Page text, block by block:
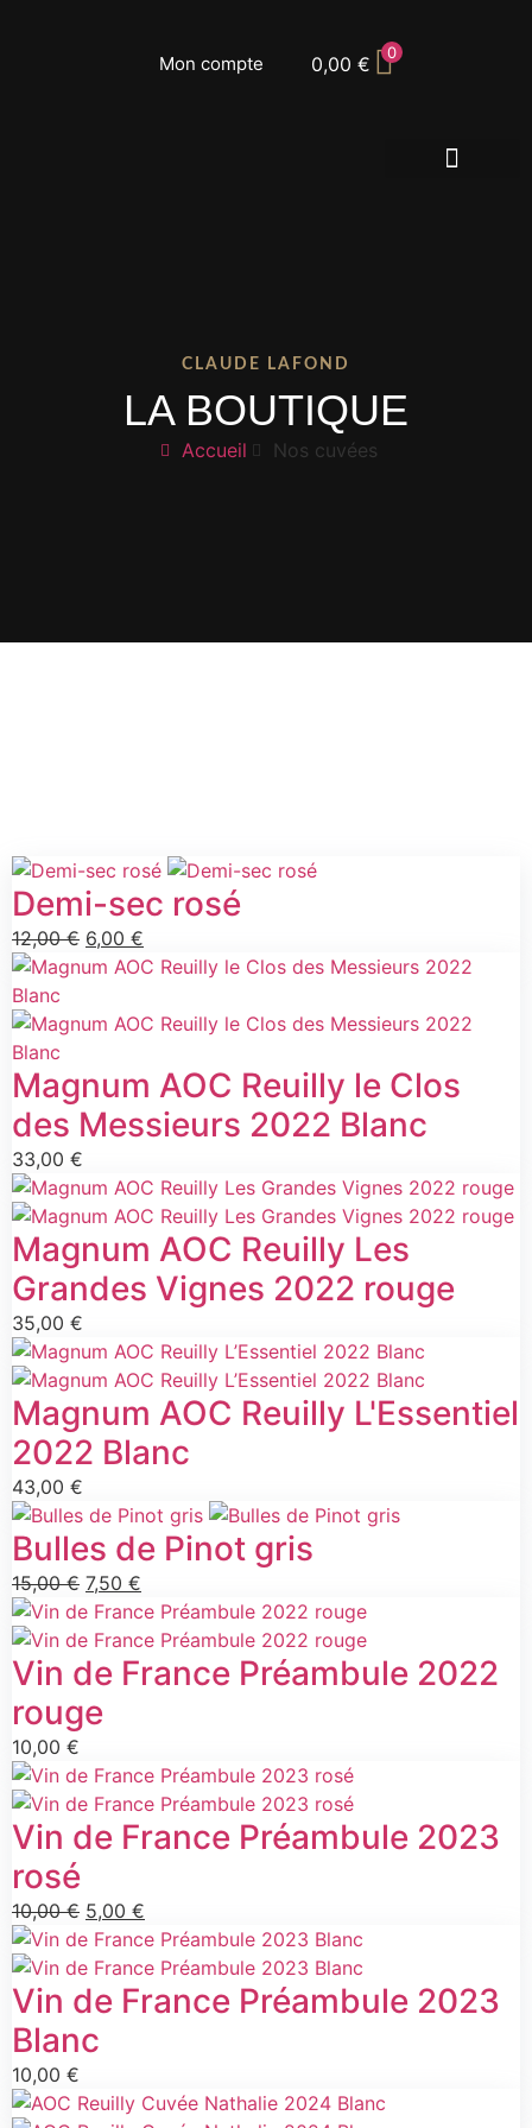
Mon compte 0,00 € 0
CLAUDE LAFOND
LA BOUTIQUE
Accueil Nos cuvées
Demi-sec rosé
12,00€ 6,00 €
Magnum AOC Reuilly le Clos
des Messieurs 2022 Blanc
33,00 €
Magnum AOC Reuilly Les
Grandes Vignes 2022 rouge
35,00 €
Magnum AOC Reuilly L'Essentiel
2022 Blanc
43,00 €
Bulles de Pinot gris
15,00€ 7,50 €
Vin de France Préambule 2022
rouge
10,00 €
Vin de France Préambule 2023
rosé
10,00€ 5,00 €
Vin de France Préambule 2023
Blanc
10,00 €